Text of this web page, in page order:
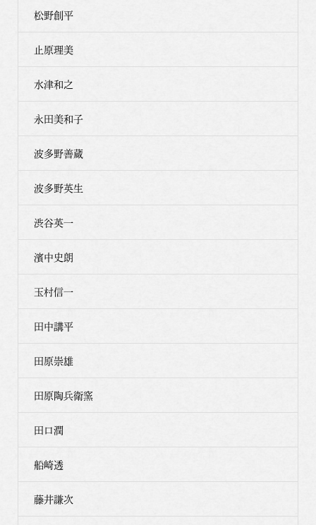
松野創平
止原理美
水津和之
永田美和子
波多野善蔵
波多野英生
渋谷英一
濱中史朗
玉村信一
田中講平
田原崇雄
田原陶兵衛窯
田口潤
船崎透
藤井謙次